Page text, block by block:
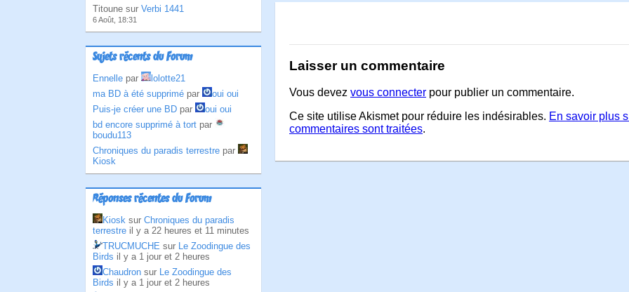
Titoune sur Verbi 1441
6 Août, 18:31
Sujets récents du Forum
Ennelle par
lolotte21
ma BD à été supprimé par
oui oui
Puis-je créer une BD par
oui oui
bd encore supprimé à tort par
boudu113
Chroniques du paradis terrestre par
Kiosk
Réponses récentes du Forum
Kiosk sur Chroniques du paradis
terrestre il y a 22 heures et 11 minutes
TRUCMUCHE sur Le Zoodingue des
Birds il y a 1 jour et 2 heures
Chaudron sur Le Zoodingue des
Birds il y a 1 jour et 2 heures
Laisser un commentaire
Vous devez vous connecter pour publier un commentaire.
Ce site utilise Akismet pour réduire les indésirables. En savoir plus
commentaires sont traitées.